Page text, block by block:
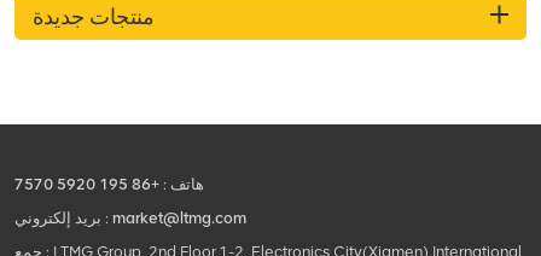
منتجات جديدة
هاتف : +86 195 5920 7570
بريد إلكتروني : market@ltmg.com
جمع : LTMG Group, 2nd Floor,1-2, Electronics City(Xiamen) International